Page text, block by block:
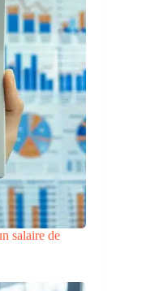
salaire de